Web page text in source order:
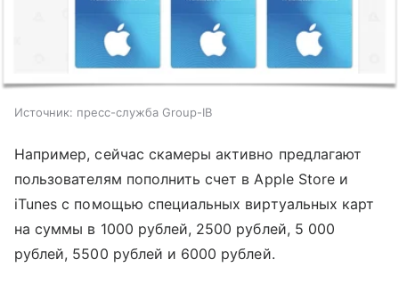
Источник: пресс-служба Group-IB
Например, сейчас скамеры активно предлагают
пользователям пополнить счет в Apple Store и
iTunes с помощью специальных виртуальных карт
на суммы в 1000 рублей, 2500 рублей, 5 000
рублей, 5500 рублей и 6000 рублей.